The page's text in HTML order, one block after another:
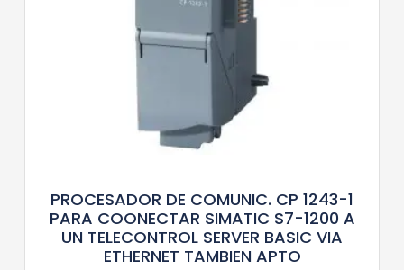
PROCESADOR DE COMUNIC. CP 1243-1
PARA COONECTAR SIMATIC S7-1200 A
UN TELECONTROL SERVER BASIC VIA
ETHERNET TAMBIEN APTO